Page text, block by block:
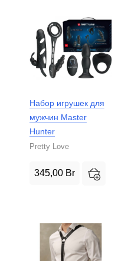
Набор игрушек для
мужчин Master
Hunter
Pretty Love
345,00 Br